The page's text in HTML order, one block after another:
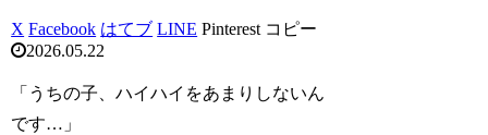
X Facebook はてブ LINE Pinterest コピー
2026.05.22
「うちの子、ハイハイをあまりしないん
です…」